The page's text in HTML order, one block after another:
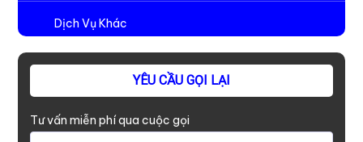
Dịch Vụ Khác
YÊU CẦU GỌI LẠI
Tư vấn miễn phí qua cuộc gọi